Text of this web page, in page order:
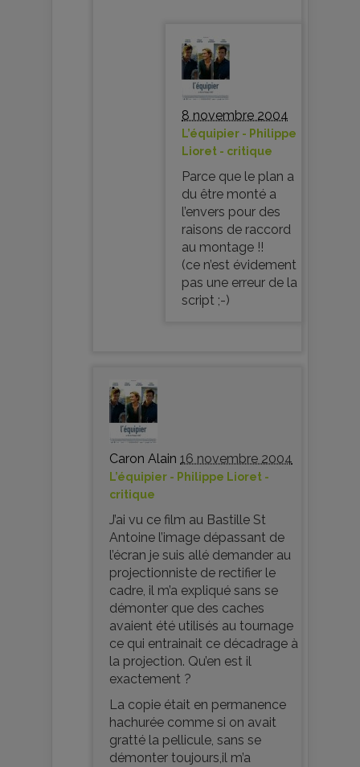
8 novembre 2004
L’équipier - Philippe
Lioret - critique
Parce que le plan a
du être monté a
l’envers pour des
raisons de raccord
au montage !!
(ce n’est évidement
pas une erreur de la
script ;-)
Caron Alain 16 novembre 2004
L’équipier - Philippe Lioret -
critique
J’ai vu ce film au Bastille St
Antoine l’image dépassant de
l’écran je suis allé demander au
projectionniste de rectifier le
cadre, il m’a expliqué sans se
démonter que des caches
avaient été utilisés au tournage
ce qui entrainait ce décadrage à
la projection. Qu’en est il
exactement ?
La copie était en permanence
hachurée comme si on avait
gratté la pellicule, sans se
démonter toujours,il m’a